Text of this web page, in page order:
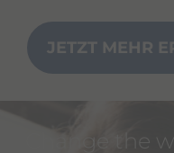
JETZT MEHR
Change the